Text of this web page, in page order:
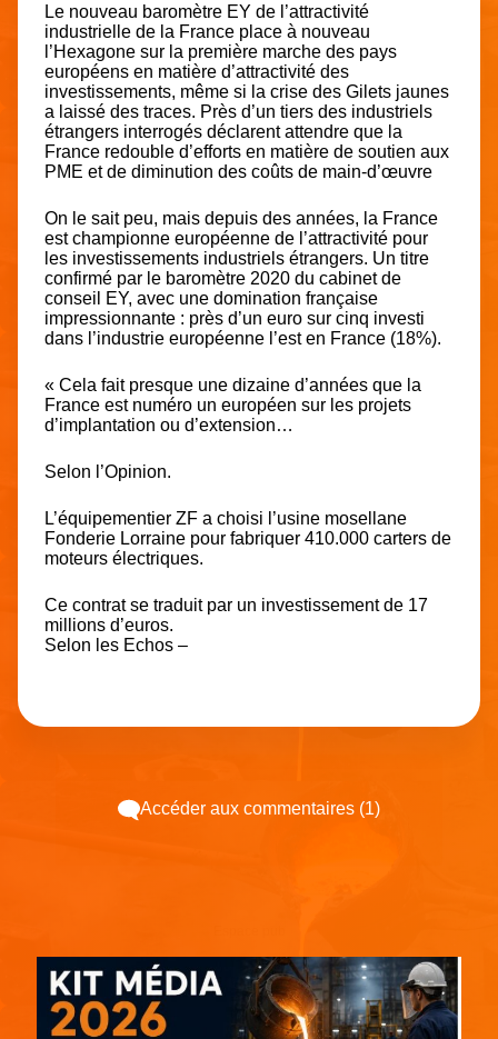
Le nouveau baromètre EY de l’attractivité
industrielle de la France place à nouveau
l’Hexagone sur la première marche des pays
européens en matière d’attractivité des
investissements, même si la crise des Gilets jaunes
a laissé des traces. Près d’un tiers des industriels
étrangers interrogés déclarent attendre que la
France redouble d’efforts en matière de soutien aux
PME et de diminution des coûts de main-d’œuvre
On le sait peu, mais depuis des années, l a France
est championne européenne de l’attractivité pour
les investissements industriels étrangers. Un titre
confirmé par le baromètre 2020 du cabinet de
conseil EY, avec une domination française
impressionnante : près d’un euro sur cinq investi
dans l’industrie européenne l’est en France (18%).
« Cela fait presque une dizaine d’années que la
France est numéro un européen sur les projets
d’implantation ou d’extension…
Selon l’Opinion.
L’équipementier ZF a choisi l’usine mosellane
Fonderie Lorraine pour fabriquer 410.000 carters de
moteurs électriques.
Ce contrat se traduit par un investissement de 17
millions d’euros.
Selon les Echos –
Accéder aux commentaires (1)